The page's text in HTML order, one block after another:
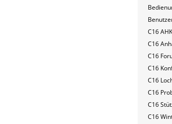
C16 AHK
C16
C16
C16
C16
C16
C16
C16